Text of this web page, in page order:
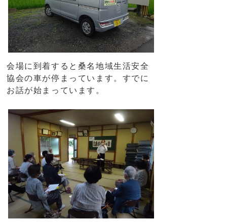
会場に到着すると桑名地域生活安全
協会の車が停まっています。すでに
お話が始まっています。